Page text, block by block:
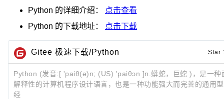
Python 的详细介绍：
点击查看
Python 的下载地址： 点击下载
Gitee 极速下载/Python Star
Python (发音:[ 'paiθ(ə)n; (US) 'paiθɔn ]n.蟒蛇，巨蛇 )，是一种
解释性的计算机程序设计语言，也是一种功能强大而完善的通用
经